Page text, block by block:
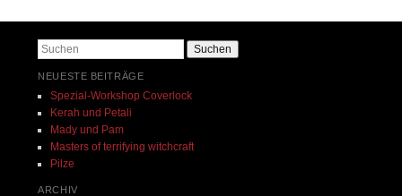
Suchen
NEUESTE BEITRÄGE
Spezial-Workshop Coverlock
Kerah und Petali
Mady und Pam
Masters of terrifying witchcraft
Pilze
ARCHIV